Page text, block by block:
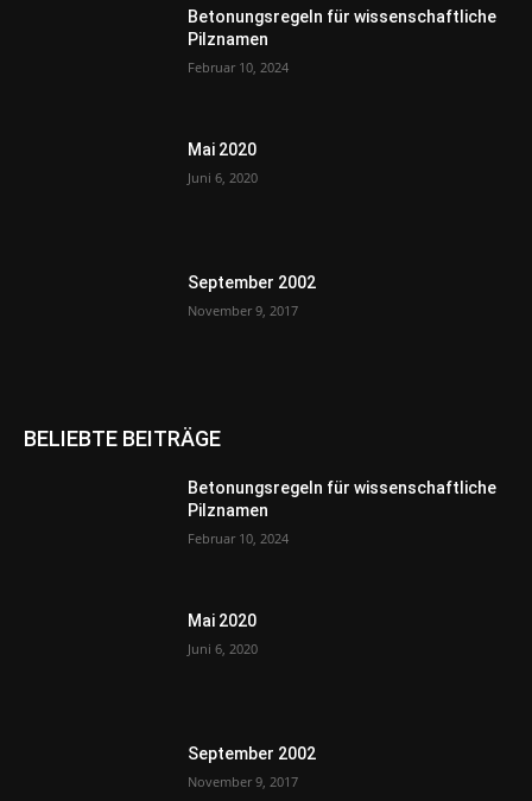
Betonungsregeln für wissenschaftliche
Pilznamen
Februar 10, 2024
Mai 2020
Juni 6, 2020
September 2002
November 9, 2017
BELIEBTE BEITRÄGE
Betonungsregeln für wissenschaftliche
Pilznamen
Februar 10, 2024
Mai 2020
Juni 6, 2020
September 2002
November 9, 2017